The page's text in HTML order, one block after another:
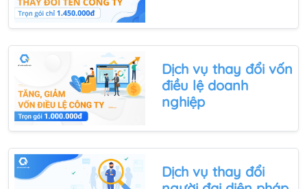
Dịch vụ thay đổi vốn
điều lệ doanh
nghiệp
Dịch vụ thay đổi